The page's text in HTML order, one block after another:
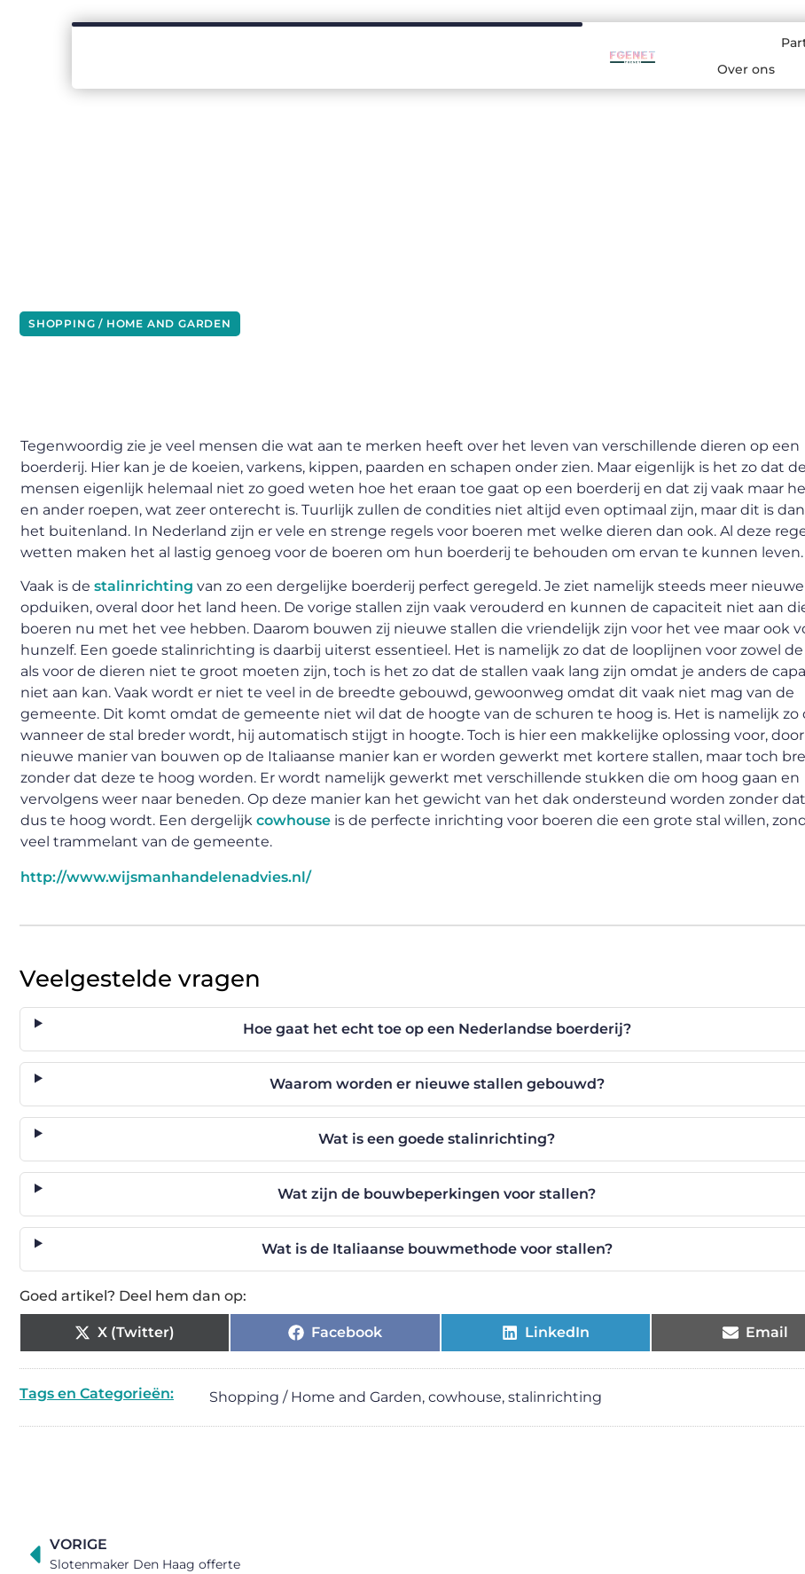
Over ons
SHOPPING / HOME AND GARDEN
Tegenwoordig zie je veel mensen die wat aan te merken heeft over het leven van verschillende dieren op een
boerderij. Hier kan je de koeien, varkens, kippen, paarden en schapen onder zien. Maar eigenlijk is het zo dat
mensen eigenlijk helemaal niet zo goed weten hoe het eraan toe gaat op een boerderij en dat zij vaak maar
en ander roepen, wat zeer onterecht is. Tuurlijk zullen de condities niet altijd even optimaal zijn, maar dit is
het buitenland. In Nederland zijn er vele en strenge regels voor boeren met welke dieren dan ook. Al deze
wetten maken het al lastig genoeg voor de boeren om hun boerderij te behouden om ervan te kunnen leven.
Vaak is de stalinrichting van zo een dergelijke boerderij perfect geregeld. Je ziet namelijk steeds meer
opduiken, overal door het land heen. De vorige stallen zijn vaak verouderd en kunnen de capaciteit niet aan
boeren nu met het vee hebben. Daarom bouwen zij nieuwe stallen die vriendelijk zijn voor het vee maar ook
hunzelf. Een goede stalinrichting is daarbij uiterst essentieel. Het is namelijk zo dat de looplijnen voor zowel
als voor de dieren niet te groot moeten zijn, toch is het zo dat de stallen vaak lang zijn omdat je anders de
niet aan kan. Vaak wordt er niet te veel in de breedte gebouwd, gewoonweg omdat dit vaak niet mag van de
gemeente. Dit komt omdat de gemeente niet wil dat de hoogte van de schuren te hoog is. Het is namelijk zo
wanneer de stal breder wordt, hij automatisch stijgt in hoogte. Toch is hier een makkelijke oplossing voor,
nieuwe manier van bouwen op de Italiaanse manier kan er worden gewerkt met kortere stallen, maar toch
zonder dat deze te hoog worden. Er wordt namelijk gewerkt met verschillende stukken die om hoog gaan en
vervolgens weer naar beneden. Op deze manier kan het gewicht van het dak ondersteund worden zonder
dus te hoog wordt. Een dergelijk cowhouse is de perfecte inrichting voor boeren die een grote stal willen,
veel trammelant van de gemeente.
http://www.wijsmanhandelenadvies.nl/
Veelgestelde vragen
Hoe gaat het echt toe op een Nederlandse boerderij?
Waarom worden er nieuwe stallen gebouwd?
Wat is een goede stalinrichting?
Wat zijn de bouwbeperkingen voor stallen?
Wat is de Italiaanse bouwmethode voor stallen?
Goed artikel? Deel hem dan op:
X (Twitter) Facebook LinkedIn Email
Tags en Categorieën: Shopping / Home and Garden, cowhouse, stalinrichting
VORIGE
Slotenmaker Den Haag offerte